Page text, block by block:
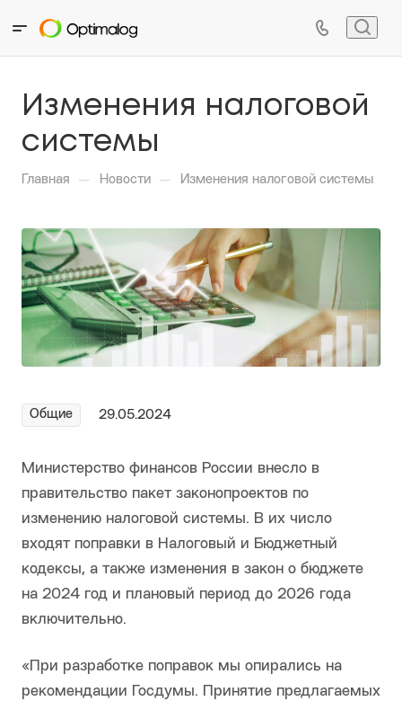
Изменения налоговой
системы
Главная — Новости — Изменения налоговой системы
Общие 29.05.2024
Министерство финансов России внесло в
правительство пакет законопроектов по
изменению налоговой системы. В их число
входят поправки в Налоговый и Бюджетный
кодексы, а также изменения в закон о бюджете
на 2024 год и плановый период до 2026 года
включительно.
«При разработке поправок мы опирались на
рекомендации Госдумы. Принятие предлагаемых